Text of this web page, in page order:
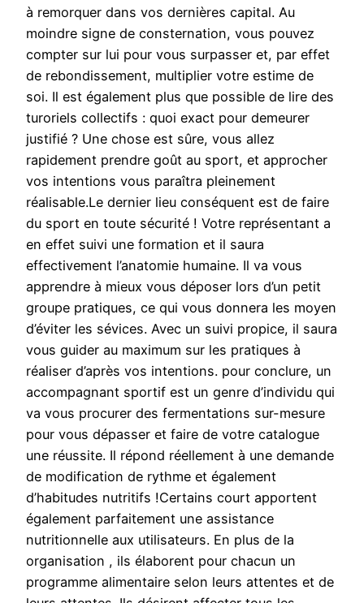
à remorquer dans vos dernières capital. Au
moindre signe de consternation, vous pouvez
compter sur lui pour vous surpasser et, par effet
de rebondissement, multiplier votre estime de
soi. Il est également plus que possible de lire des
turoriels collectifs : quoi exact pour demeurer
justifié ? Une chose est sûre, vous allez
rapidement prendre goût au sport, et approcher
vos intentions vous paraîtra pleinement
réalisable.Le dernier lieu conséquent est de faire
du sport en toute sécurité ! Votre représentant a
en effet suivi une formation et il saura
effectivement l’anatomie humaine. Il va vous
apprendre à mieux vous déposer lors d’un petit
groupe pratiques, ce qui vous donnera les moyen
d’éviter les sévices. Avec un suivi propice, il saura
vous guider au maximum sur les pratiques à
réaliser d’après vos intentions. pour conclure, un
accompagnant sportif est un genre d’individu qui
va vous procurer des fermentations sur-mesure
pour vous dépasser et faire de votre catalogue
une réussite. Il répond réellement à une demande
de modification de rythme et également
d’habitudes nutritifs !Certains court apportent
également parfaitement une assistance
nutritionnelle aux utilisateurs. En plus de la
organisation , ils élaborent pour chacun un
programme alimentaire selon leurs attentes et de